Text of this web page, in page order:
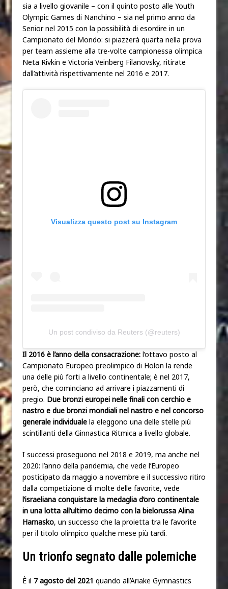
sia a livello giovanile – con il quinto posto alle Youth
Olympic Games di Nanchino – sia nel primo anno da
Senior nel 2015 con la possibilità di esordire in un
Campionato del Mondo: si piazzerà quarta nella prova
per team assieme alla tre-volte campionessa olimpica
Neta Rivkin e Victoria Veinberg Filanovsky, ritirate
dall’attività rispettivamente nel 2016 e 2017.
Visualizza questo post su Instagram
Un post condiviso da Reuters (@reuters)
Il 2016 è l’anno della consacrazione: l’ottavo posto al
Campionato Europeo preolimpico di Holon la rende
una delle più forti a livello continentale; è nel 2017,
però, che cominciano ad arrivare i piazzamenti di
pregio. Due bronzi europei nelle finali con cerchio e
nastro e due bronzi mondiali nel nastro e nel concorso
generale individuale la eleggono una delle stelle più
scintillanti della Ginnastica Ritmica a livello globale.
I successi proseguono nel 2018 e 2019, ma anche nel
2020: l’anno della pandemia, che vede l’Europeo
posticipato da maggio a novembre e il successivo ritiro
dalla competizione di molte delle favorite, vede
l’israeliana conquistare la medaglia d’oro continentale
in una lotta all’ultimo decimo con la bielorussa Alina
Harnasko, un successo che la proietta tra le favorite
per il titolo olimpico qualche mese più tardi.
Un trionfo segnato dalle polemiche
È il 7 agosto del 2021 quando all’Ariake Gymnastics